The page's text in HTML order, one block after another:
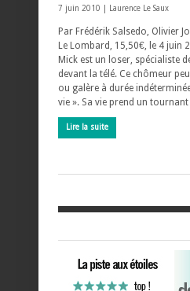
7 juin 2010 | Laurence Le Saux
Par Frédérik Salsedo, Olivier
Le Lombard, 15,50€, le 4 juin
Mick est un loser, spécialiste
devant la télé. Ce chômeur
ou galère à durée
vie ». Sa vie prend un
Lire la suite